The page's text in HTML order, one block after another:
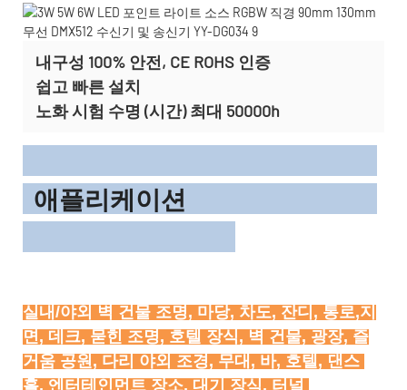
내구성 100% 안전, CE ROHS 인증
쉽고 빠른 설치
노화 시험 수명 (시간) 최대 50000h
애플리케이션
실내/야외 벽 건물 조명, 마당, 차도, 잔디, 통로,지
면, 데크, 묻힌 조명, 호텔 장식, 벽 건물, 광장, 즐
거움 공원, 다리 야외 조경, 무대, 바, 호텔, 댄스